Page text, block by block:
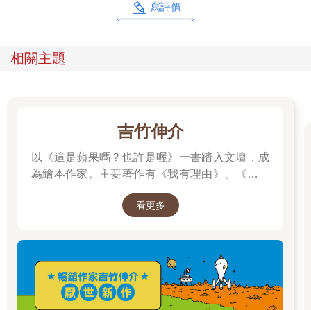
寫評價
相關主題
吉竹伸介
以《這是蘋果嗎？也許是喔》一書踏入文壇，成
為繪本作家。主要著作有《我有理由》、《脫不
集》，散文《胡思亂想很有用：吉竹伸介的靈感
經兒童出版文化獎美術獎、紐約時報最優秀繪本
獎、波隆那拉加茲童書獎特別獎，作品被翻譯成
多種語言，在許多國家出版。
看更多